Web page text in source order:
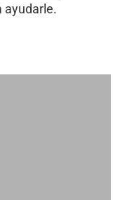
ayudarle.